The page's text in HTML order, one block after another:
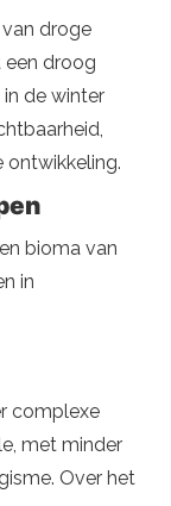
droge
een droog
de winter
ontwikkeling.
bioma van
in
complexe
met minder
Over het